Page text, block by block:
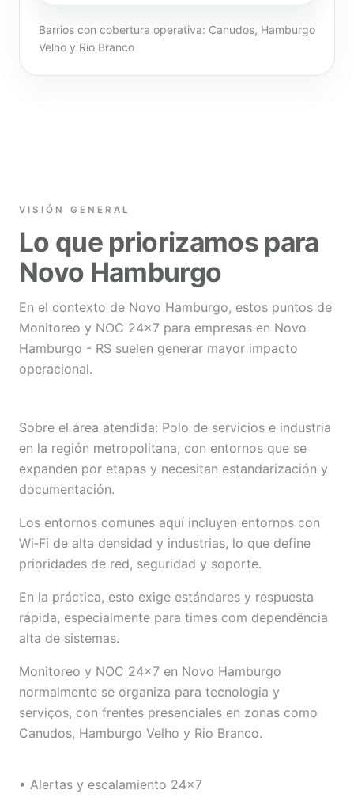
Barrios con cobertura operativa: Canudos, Hamburgo
Velho y Rio Branco
VISIÓN GENERAL
Lo que priorizamos para
Novo Hamburgo
En el contexto de Novo Hamburgo, estos puntos de
Monitoreo y NOC 24×7 para empresas en Novo
Hamburgo - RS suelen generar mayor impacto
operacional.
Sobre el área atendida: Polo de servicios e industria
en la región metropolitana, con entornos que se
expanden por etapas y necesitan estandarización y
documentación.
Los entornos comunes aquí incluyen entornos con
Wi‑Fi de alta densidad y industrias, lo que define
prioridades de red, seguridad y soporte.
En la práctica, esto exige estándares y respuesta
rápida, especialmente para times com dependência
alta de sistemas.
Monitoreo y NOC 24×7 en Novo Hamburgo
normalmente se organiza para tecnologia y
serviços, con frentes presenciales en zonas como
Canudos, Hamburgo Velho y Rio Branco.
• Alertas y escalamiento 24×7